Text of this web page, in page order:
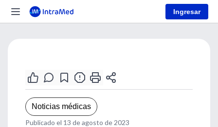
Ingresar
Noticias médicas
Publicado el 13 de agosto de 2023